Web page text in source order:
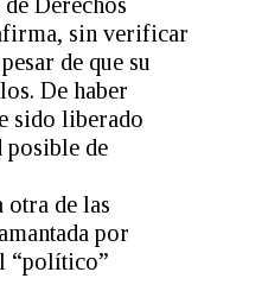
sin verificar
de que su
De haber
sido liberado
posible de
de las
por
“político”